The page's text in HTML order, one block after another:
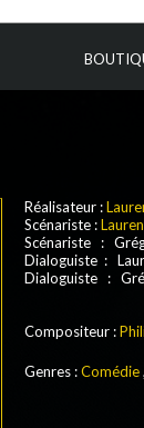
Réalisateur :
Scénariste :
Scénariste :
Dialoguiste :
Dialoguiste :
Compositeur :
Genres :Comédie,